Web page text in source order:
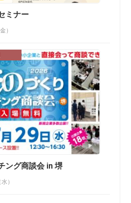
ミナー
）
ング商談会 in 堺
）